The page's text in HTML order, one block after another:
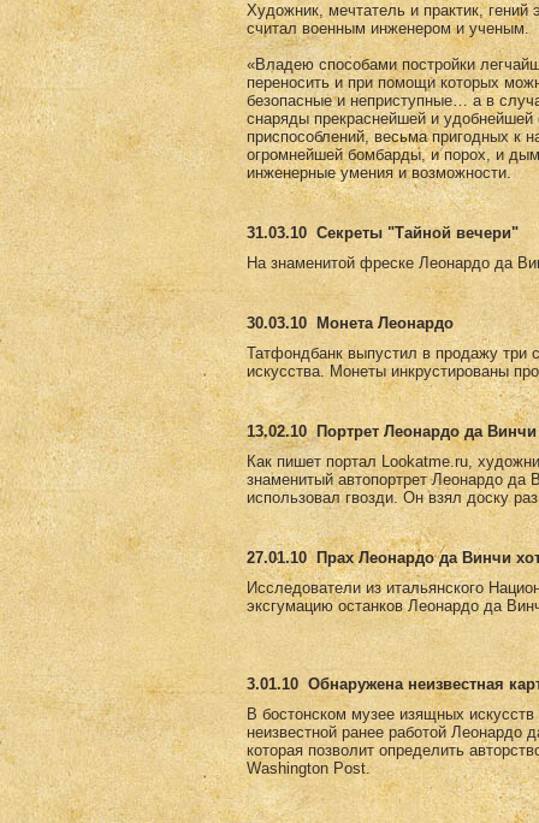
Художник, мечтатель и практик,
считал военным инженером и ученым.
«Владею способами постройки
переносить и при помощи которых
безопасные и неприступные… а в
снаряды прекраснейшей и
приспособлений, весьма пригодных к
огромнейшей бомбарды, и порох, и
инженерные умения и возможности.
31.03.10 Секреты "Тайной вечери"
На знаменитой фреске Леонардо да
30.03.10
Монета Леонардо
Татфондбанк выпустил в продажу три
искусства. Монеты инкрустированы
13.02.10
Портрет Леонардо да Винчи
Как пишет портал Lookatme.ru,
знаменитый автопортрет Леонардо да
использовал гвозди. Он взял доску
27.01.10
Прах Леонардо да Винчи
Исследователи из итальянского
эксгумацию останков Леонардо да
3.01.10 Обнаружена неизвестная
В бостонском музее изящных
неизвестной ранее работой Леонардо
которая позволит определить
Washington Post.